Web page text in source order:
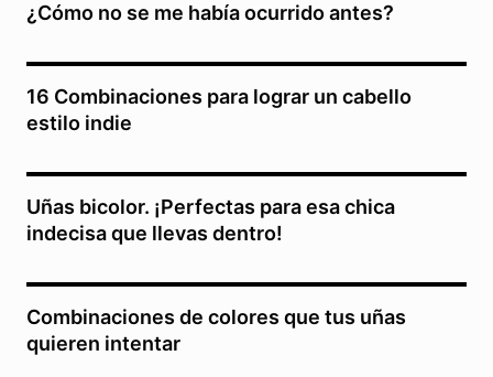
¿Cómo no se me había ocurrido antes?
16 Combinaciones para lograr un cabello
estilo indie
Uñas bicolor. ¡Perfectas para esa chica
indecisa que llevas dentro!
Combinaciones de colores que tus uñas
quieren intentar